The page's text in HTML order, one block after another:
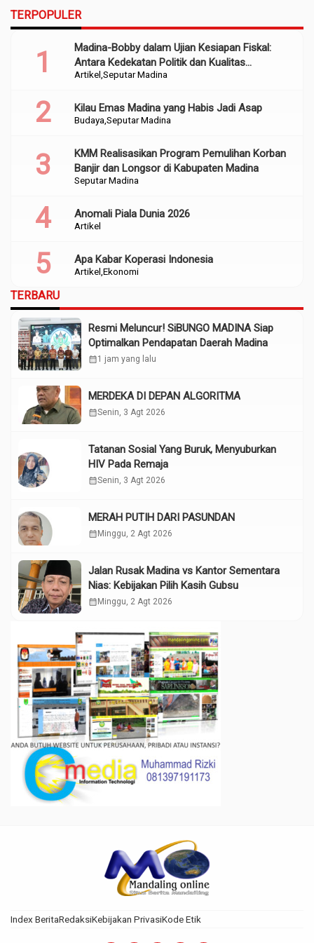
TERPOPULER
Artikel Seputar Madina
Madina-Bobby dalam Ujian Kesiapan Fiskal:
Antara Kedekatan Politik dan Kualitas
Perencanaan
Budaya Seputar Madina
Kilau Emas Madina yang Habis Jadi Asap
Seputar Madina
KMM Realisasikan Program Pemulihan Korban
Banjir dan Longsor di Kabupaten Madina
Artikel
Anomali Piala Dunia 2026
Artikel Ekonomi
Apa Kabar Koperasi Indonesia
TERBARU
Resmi Meluncur! SiBUNGO MADINA Siap
Optimalkan Pendapatan Daerah Madina
calendar_month1 jam yang lalu
MERDEKA DI DEPAN ALGORITMA
calendar_monthSenin, 3 Agt 2026
Tatanan Sosial Yang Buruk, Menyuburkan
HIV Pada Remaja
calendar_monthSenin, 3 Agt 2026
MERAH PUTIH DARI PASUNDAN
calendar_month Minggu, 2 Agt 2026
Jalan Rusak Madina vs Kantor Sementara
Nias: Kebijakan Pilih Kasih Gubsu
calendar_month Minggu, 2 Agt 2026
Index BeritaRedaksiKebijakan PrivasiKode Etik